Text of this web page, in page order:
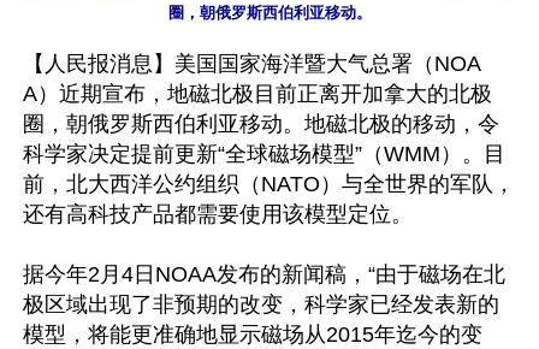
【人民报消息】美国国家海洋暨大气总署（NOA
A）近期宣布，地磁北极目前正离开加拿大的北极
圈，朝俄罗斯西伯利亚移动。地磁北极的移动，令
科学家决定提前更新“全球磁场模型”（WMM）。目
前，北大西洋公约组织（NATO）与全世界的军队，
还有高科技产品都需要使用该模型定位。
据今年2月4日NOAA发布的新闻稿，“由于磁场在北
极区域出现了非预期的改变，科学家已经发表新的
模型，将能更准确地显示磁场从2015年迄今的变